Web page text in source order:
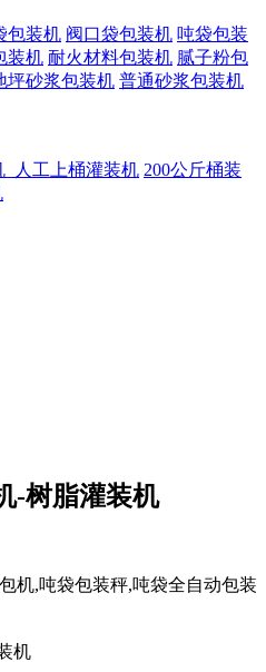
包装机 阀口袋包装机 吨袋包装
装机 耐火材料包装机 腻子粉包
坪砂浆包装机 普通砂浆包装机
_人工上桶灌装机 200公斤桶装
-树脂灌装机
机